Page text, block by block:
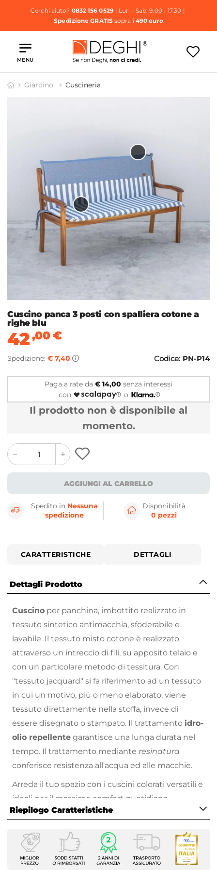
Cerchi aiuto? 0832 156 0529| Lun - Sab: 9.00 - 17.30 |
Spedizione GRATISsopra i 490 euro
MENU
Giardino Cuscineria
Cuscino panca 3 posti con spalliera cotone a
righe blu
42,00€
Spedizione: € 7,40 Codice: PN-P14
Paga a rate da € 14,00 senza interessi
con
o
Il prodotto non è disponibile al
momento.
quantity
button
quantity
minus
button
AGGIUNGI AL CARRELLO
Spedito in Nessuna
spedizione
Disponibilità
0 pezzi
CARATTERISTICHE DETTAGLI
Dettagli Prodotto
Cuscino per panchina, imbottito realizzato in
tessuto sintetico antimacchia, sfoderabile e
lavabile. Il tessuto misto cotone è realizzato
attraverso un intreccio di fili, su apposito telaio e
con un particolare metodo di tessitura. Con
"tessuto jacquard" si fa riferimento ad un tessuto
in cui un motivo, più o meno elaborato, viene
tessuto direttamente nella stoffa, invece di
essere disegnato o stampato. Il trattamento idro-
olio repellente garantisce una lunga durata nel
tempo. Il trattamento mediante resinatura
conferisce resistenza all'acqua ed alle macchie.
Arreda il tuo spazio con i cuscini colorati versatili e
ideali per il massimo comfort quotidiano.
Dona un tocco di colore e di personalità nei tuoi
angoli relax in giardino, sul balcone o in veranda
con i cuscini in tessuto cotone resinato, pensati
Riepilogo Caratteristiche
Caratteristiche
Tipologia
Cuscino per panca